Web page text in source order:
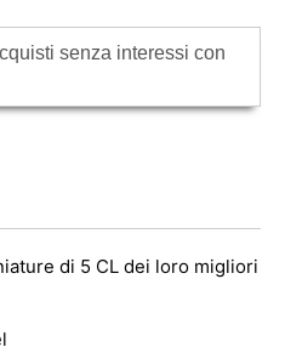
senza interessi con
di 5 CL dei loro migliori